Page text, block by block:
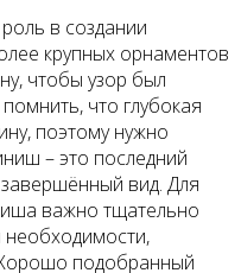
в создании
крупных орнаментов
чтобы узор был
что глубокая
поэтому нужно
– это последний
вид. Для
важно тщательно
необходимости,
Хорошо подобранный